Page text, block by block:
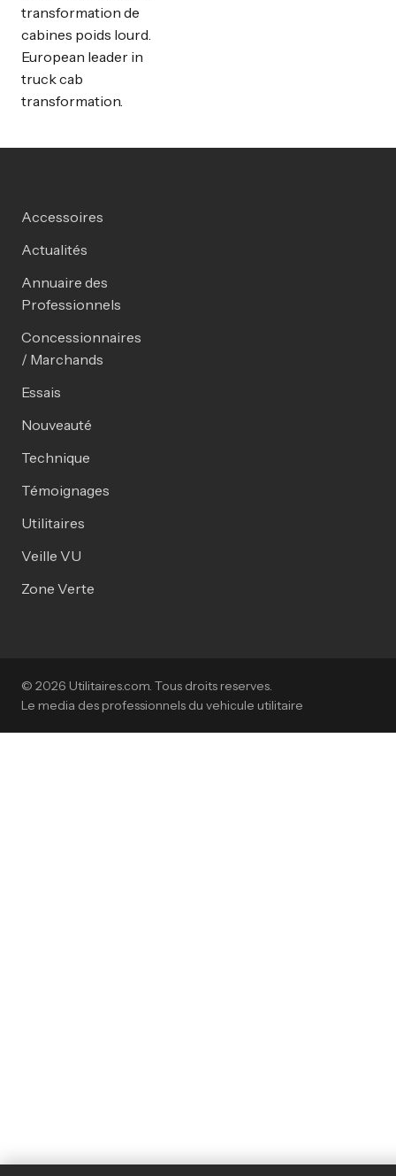
transformation de
cabines poids lourd.
European leader in
truck cab
transformation.
Accessoires
Actualités
Annuaire des
Professionnels
Concessionnaires
/ Marchands
Essais
Nouveauté
Technique
Témoignages
Utilitaires
Veille VU
Zone Verte
© 2026 Utilitaires.com. Tous droits reserves.
Le media des professionnels du vehicule utilitaire